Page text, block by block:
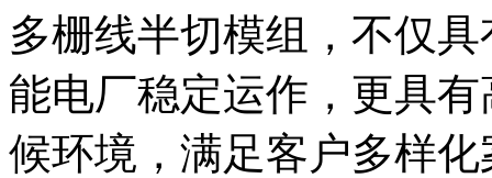
多栅线半切模组，不仅
能电厂稳定运作，更具
候环境，满足客户多样